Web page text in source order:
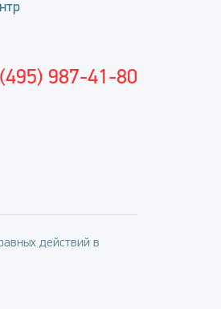
987-41-80
действий в